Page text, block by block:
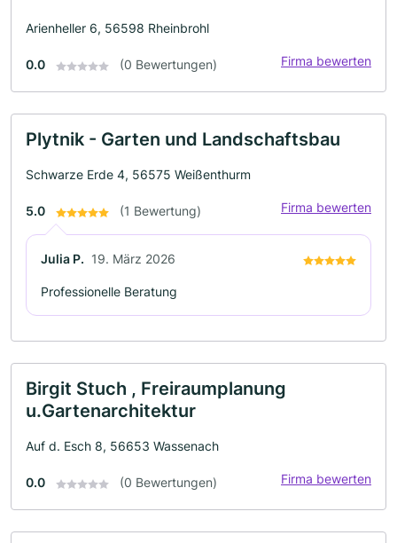
Arienheller 6, 56598 Rheinbrohl
0.0 (0 Bewertungen) Firma bewerten
Plytnik - Garten und Landschaftsbau
Schwarze Erde 4, 56575 Weißenthurm
5.0 (1 Bewertung) Firma bewerten
Julia P. 19. März 2026
Professionelle Beratung
Birgit Stuch , Freiraumplanung
u.Gartenarchitektur
Auf d. Esch 8, 56653 Wassenach
0.0 (0 Bewertungen) Firma bewerten